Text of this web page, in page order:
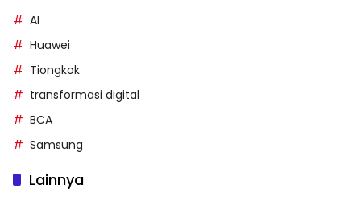
AI
Huawei
Tiongkok
transformasi digital
BCA
Samsung
Lainnya